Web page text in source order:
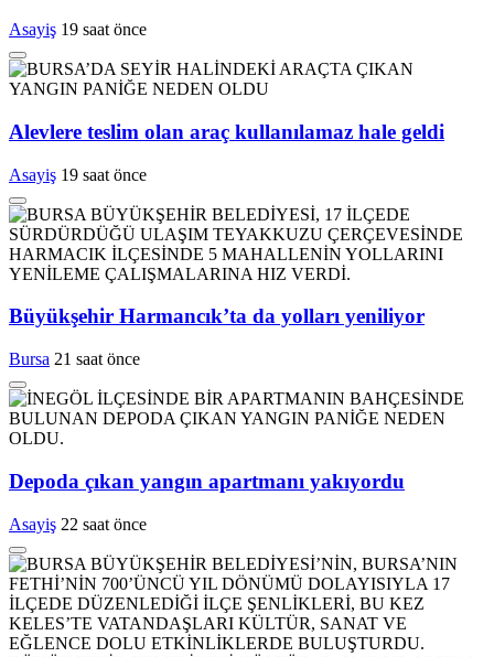
Asayiş 19 saat önce
Alevlere teslim olan araç kullanılamaz hale geldi
Asayiş 19 saat önce
Büyükşehir Harmancık’ta da yolları yeniliyor
Bursa 21 saat önce
Depoda çıkan yangın apartmanı yakıyordu
Asayiş 22 saat önce